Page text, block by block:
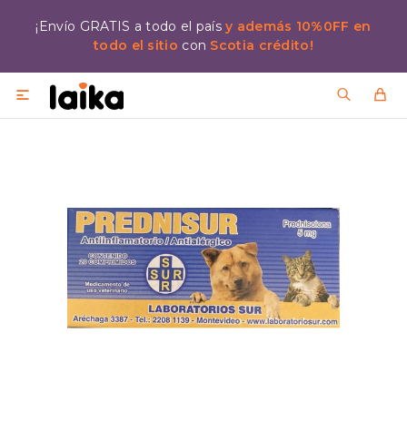
¡Envío GRATIS a todo el paísy además 10%0FF en
todo el sitio con Scotia crédito!
